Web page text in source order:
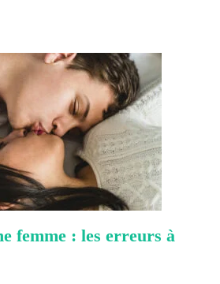
femme : les erreurs à